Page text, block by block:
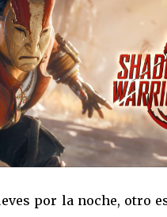
por la noche, otro